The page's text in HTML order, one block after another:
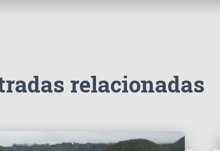
relacionadas